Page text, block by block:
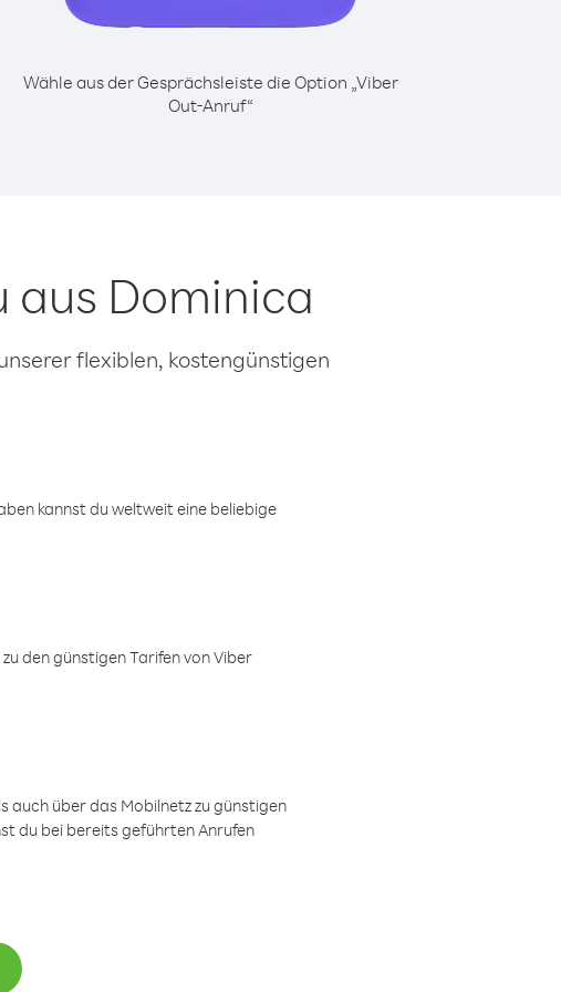
Wähle aus der Gesprächsleiste die Option „Viber
Out-Anruf“
aus Dominica
flexiblen, kostengünstigen
kannst du weltweit eine beliebige
den günstigen Tarifen von Viber
auch über das Mobilnetz zu günstigen
du bei bereits geführten Anrufen